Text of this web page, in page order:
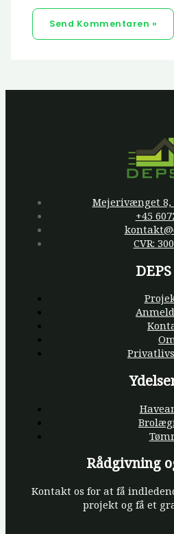
Mejerivænget 8,
+45
CVR:
DEPS
Rådgivning
Kontakt os for at få
projekt og få et